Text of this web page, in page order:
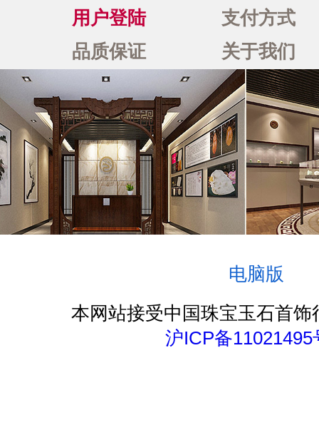
用户登陆
支付方式
品质保证
关于我们
电脑版
本网站接受中国珠宝玉石首饰
沪ICP备11021495